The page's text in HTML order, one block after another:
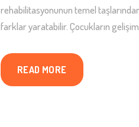
rehabilitasyonunun temel
farklar yaratabilir. Çocukların
READ MORE